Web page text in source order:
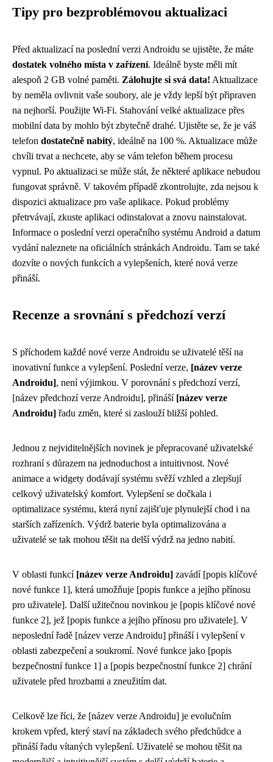
Tipy pro bezproblémovou aktualizaci
Před aktualizací na poslední verzi Androidu se ujistěte, že máte
dostatek volného místa v zařízení. Ideálně byste měli mít
alespoň 2 GB volné paměti. Zálohujte si svá data! Aktualizace
by neměla ovlivnit vaše soubory, ale je vždy lepší být připraven
na nejhorší. Použijte Wi-Fi. Stahování velké aktualizace přes
mobilní data by mohlo být zbytečně drahé. Ujistěte se, že je váš
telefon dostatečně nabitý, ideálně na 100 %. Aktualizace může
chvíli trvat a nechcete, aby se vám telefon během procesu
vypnul. Po aktualizaci se může stát, že některé aplikace nebudou
fungovat správně. V takovém případě zkontrolujte, zda nejsou k
dispozici aktualizace pro vaše aplikace. Pokud problémy
přetrvávají, zkuste aplikaci odinstalovat a znovu nainstalovat.
Informace o poslední verzi operačního systému Android a datum
vydání naleznete na oficiálních stránkách Androidu. Tam se také
dozvíte o nových funkcích a vylepšeních, které nová verze
přináší.
Recenze a srovnání s předchozí verzí
S příchodem každé nové verze Androidu se uživatelé těší na
inovativní funkce a vylepšení. Poslední verze, [název verze
Androidu], není výjimkou. V porovnání s předchozí verzí,
[název předchozí verze Androidu], přináší [název verze
Androidu] řadu změn, které si zaslouží bližší pohled.
Jednou z nejviditelnějších novinek je přepracované uživatelské
rozhraní s důrazem na jednoduchost a intuitivnost. Nové
animace a widgety dodávají systému svěží vzhled a zlepšují
celkový uživatelský komfort. Vylepšení se dočkala i
optimalizace systému, která nyní zajišťuje plynulejší chod i na
starších zařízeních. Výdrž baterie byla optimalizována a
uživatelé se tak mohou těšit na delší výdrž na jedno nabití.
V oblasti funkcí [název verze Androidu] zavádí [popis klíčové
nové funkce 1], která umožňuje [popis funkce a jejího přínosu
pro uživatele]. Další užitečnou novinkou je [popis klíčové nové
funkce 2], jež [popis funkce a jejího přínosu pro uživatele]. V
neposlední řadě [název verze Androidu] přináší i vylepšení v
oblasti zabezpečení a soukromí. Nové funkce jako [popis
bezpečnostní funkce 1] a [popis bezpečnostní funkce 2] chrání
uživatele před hrozbami a zneužitím dat.
Celkově lze říci, že [název verze Androidu] je evolučním
krokem vpřed, který staví na základech svého předchůdce a
přináší řadu vítaných vylepšení. Uživatelé se mohou těšit na